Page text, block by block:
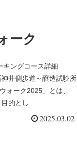
ーク
キングコース詳細
井側歩道～醸造試験所
ォーク2025」とは、
的とし...
2025.03.02